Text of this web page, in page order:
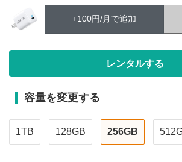
+100円/月で追加
容量を変更する
1TB 128GB 256GB